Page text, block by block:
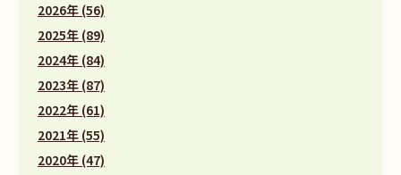
2026年 (56)
2025年 (89)
2024年 (84)
2023年 (87)
2022年 (61)
2021年 (55)
2020年 (47)